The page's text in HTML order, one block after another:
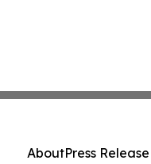
AboutPress